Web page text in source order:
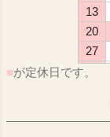
13
20
27
■が定休日です。